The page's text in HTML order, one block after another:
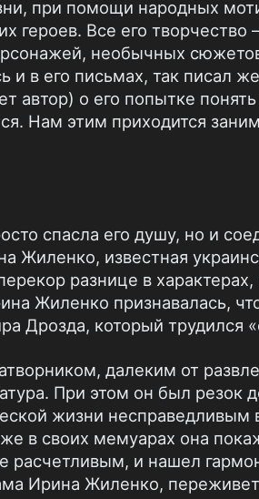
при помощи народных
героев. Все его творчество
необычных
и в его письмах, так писал
автор) о его попытке
Нам этим приходится
спасла его душу, но и
Жиленко, известная
разнице в характерах,
Жиленко признавалась,
Дрозда, который трудился
далеким от
При этом он был резок
жизни несправедливым
в своих мемуарах она
расчетливым, и нашел
Ирина Жиленко,